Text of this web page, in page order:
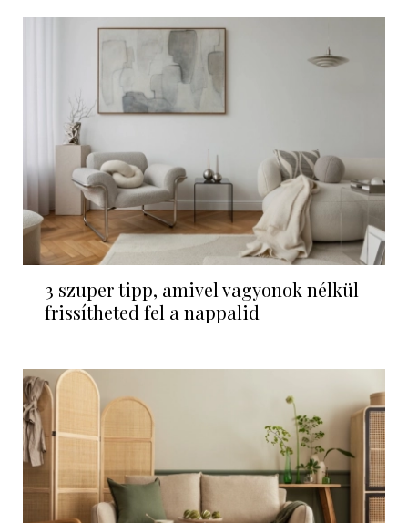
3 szuper tipp, amivel vagyonok nélkül
frissítheted fel a nappalid